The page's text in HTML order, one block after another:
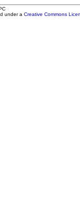
under a Creative Commons